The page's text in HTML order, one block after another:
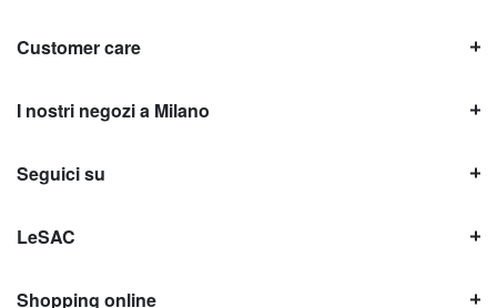
Customer care
I nostri negozi a Milano
Seguici su
LeSAC
Shopping online